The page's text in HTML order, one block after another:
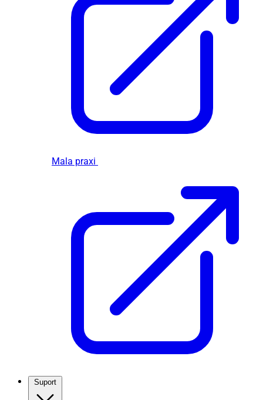
Mala praxi